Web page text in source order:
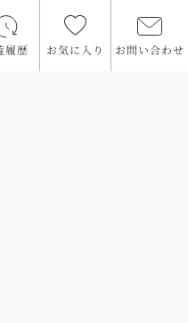
履歴 お気に入り お問い合わせ